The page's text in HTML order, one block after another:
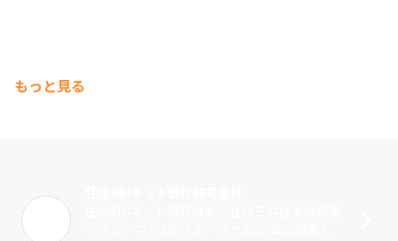
もっと見る